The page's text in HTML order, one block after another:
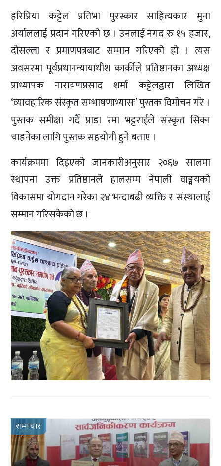
हरिप्रिया कट्टेल प्रतिभा पुरस्कार साहित्यकार मुना
अर्याललाई प्रदान गरिएको छ । उनलाई नगद रु १५ हजार,
दोसल्ला र प्रमाणपत्रबाट सम्मान गरिएको हो । त्यस
अवसरमा पूर्वप्रधानन्यायाधीश कार्कीले प्रतिष्ठानका अध्यक्ष
प्राध्यापक नारायणप्रसाद शर्मा कट्टेलद्वारा लिखित
‘व्यावहारिक संस्कृत सम्भाषणाभ्यासः’ पुस्तक विमोचन गरे ।
पुस्तक समीक्षा गर्दै प्राडा रमा भट्टराईले संस्कृत सिक्न
चाहनेका लागि पुस्तक सहयोगी हुने बताए ।
कार्यक्रममा दिइएको जानकारीअनुसार २०६७ सालमा
स्थापना उक्त प्रतिष्ठानले हालसम्म नेपाली वाङ्मयको
विकासमा योगदान गरेका २४ भन्दाबढी व्यक्ति र संस्थालाई
सम्मान गरिसकेको छ ।
समाचार